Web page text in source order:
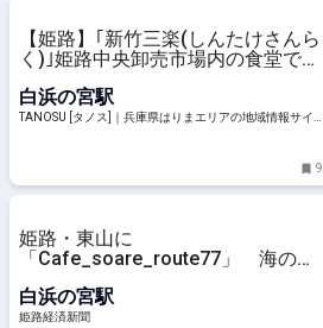
【姫路】｢新竹三楽(しんたけさんら
く)｣姫路中央卸売市場内の食堂でコ
白浜の宮駅
TANOSU [タノス]｜兵庫県はりまエリアの地域情報サイ
9
姫路・東山に
「Cafe_soare_route77」 海の家
白浜の宮駅
姫路経済新聞